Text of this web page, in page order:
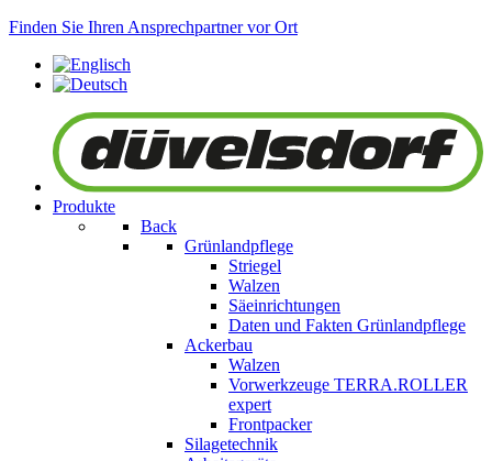
Finden Sie Ihren Ansprechpartner vor Ort
Produkte
Back
Grünlandpflege
Striegel
Walzen
Säeinrichtungen
Daten und Fakten Grünlandpflege
Ackerbau
Walzen
Vorwerkzeuge TERRA.ROLLER
expert
Frontpacker
Silagetechnik